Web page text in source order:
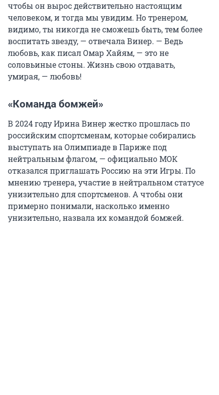
чтобы он вырос действительно настоящим
человеком, и тогда мы увидим. Но тренером,
видимо, ты никогда не сможешь быть, тем более
воспитать звезду, — отвечала Винер. — Ведь
любовь, как писал Омар Хайям, — это не
соловьиные стоны. Жизнь свою отдавать,
умирая, — любовь!
«Команда бомжей»
В 2024 году Ирина Винер жестко прошлась по
российским спортсменам, которые собирались
выступать на Олимпиаде в Париже под
нейтральным флагом, — официально МОК
отказался приглашать Россию на эти Игры. По
мнению тренера, участие в нейтральном статусе
унизительно для спортсменов. А чтобы они
примерно понимали, насколько именно
унизительно, назвала их командой бомжей.